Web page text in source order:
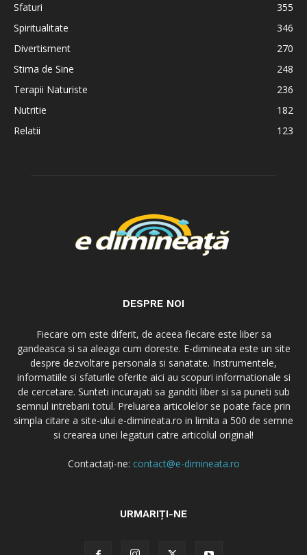
Sfaturi
355
Spiritualitate
346
Divertisment
270
Stima de Sine
248
Terapii Naturiste
236
Nutritie
182
Relatii
123
DESPRE NOI
Fiecare om este diferit, de aceea fiecare este liber sa
gandeasca si sa aleaga cum doreste. E-dimineata este un site
despre dezvoltare personala si sanatate. Instrumentele,
informatiile si sfaturile oferite aici au scopuri informationale si
de cercetare. Sunteti incurajati sa ganditi liber si sa puneti sub
semnul intrebarii totul. Preluarea articolelor se poate face prin
simpla citare a site-ului e-dimineata.ro in limita a 500 de semne
si crearea unei legaturi catre articolul original!
Contactați-ne: contact@e-dimineata.ro
URMARIȚI-NE